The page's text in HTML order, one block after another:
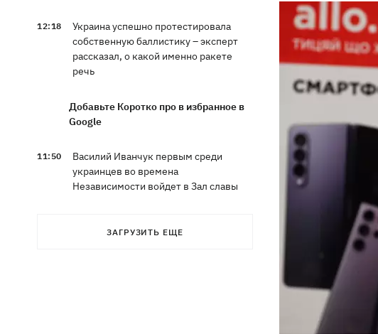
12:18
Украина успешно протестировала
собственную баллистику – эксперт
рассказал, о какой именно ракете
речь
Добавьте Коротко про в избранное в
Google
11:50
Василий Иванчук первым среди
украинцев во времена
Независимости войдет в Зал славы
В Житомирской области в здании ТЦК
ЗАГРУЗИТЬ ЕЩЕ